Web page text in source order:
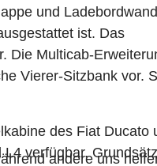
und Ladebordwand
ist. Das
Die Multicab-
Vierer-Sitzbank vor.
des Fiat Ducato
verfügbar.
andere uns